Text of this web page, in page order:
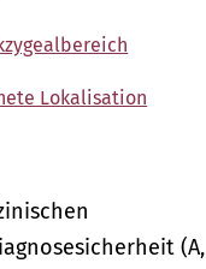
Lokalisation
(A,